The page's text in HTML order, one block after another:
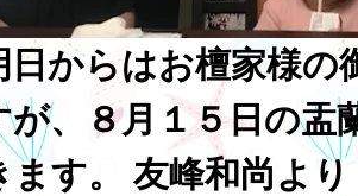
日からはお檀家様の
が、８月１５日の盂
ます。 友峰和尚より